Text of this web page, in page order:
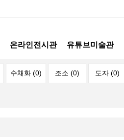
온라인전시관 유튜브미술관
수채화 (0) 조소 (0) 도자 (0)